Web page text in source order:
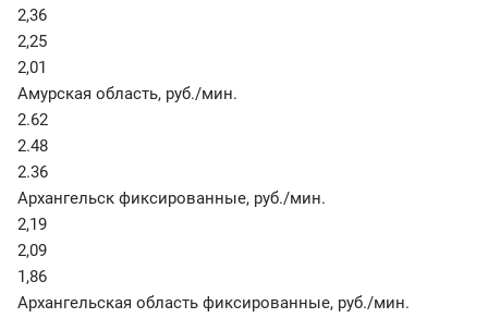
2,36
2,25
2,01
Амурская область, руб./мин.
2.62
2.48
2.36
Архангельск фиксированные, руб./мин.
2,19
2,09
1,86
Архангельская область фиксированные, руб./мин.